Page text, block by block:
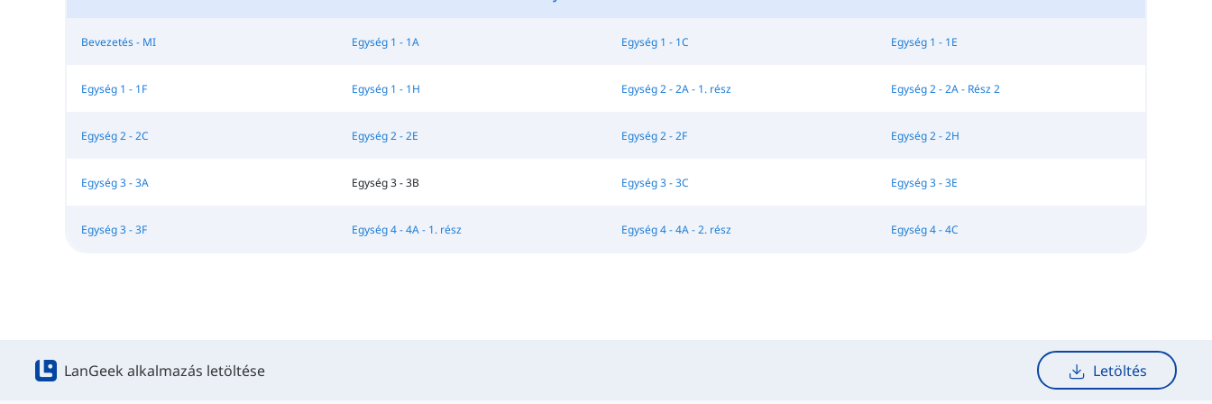
Bevezetés - MI Egység 1 - 1A Egység 1 - 1C Egység 1 - 1E
Egység 1 - 1F Egység 1 - 1H Egység 2 - 2A - 1. rész Egység 2 - 2A - Rész 2
Egység 2 - 2C Egység 2 - 2E Egység 2 - 2F Egység 2 - 2H
Egység 3 - 3A Egység 3 - 3B Egység 3 - 3C Egység 3 - 3E
Egység 3 - 3F Egység 4 - 4A - 1. rész Egység 4 - 4A - 2. rész Egység 4 - 4C
LanGeek alkalmazás letöltése Letöltés